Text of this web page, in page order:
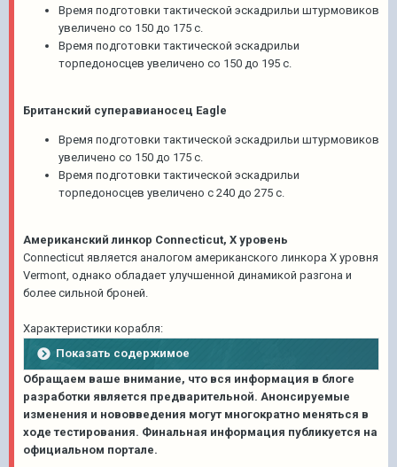
Время подготовки тактической эскадрильи штурмовиков
увеличено со 150 до 175 с.
Время подготовки тактической эскадрильи
торпедоносцев увеличено со 150 до 195 с.
Британский суперавианосец Eagle
Время подготовки тактической эскадрильи штурмовиков
увеличено со 150 до 175 с.
Время подготовки тактической эскадрильи
торпедоносцев увеличено с 240 до 275 с.
Американский линкор Connecticut, X уровень
Connecticut является аналогом американского линкора Х уровня
Vermont, однако обладает улучшенной динамикой разгона и
более сильной броней.
Характеристики корабля:
Показать содержимое
Обращаем ваше внимание, что вся информация в блоге
разработки является предварительной. Анонсируемые
изменения и нововведения могут многократно меняться в
ходе тестирования. Финальная информация публикуется на
официальном портале.